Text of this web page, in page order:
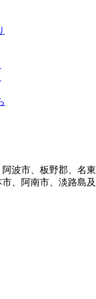
波市、板野郡、名東
、阿南市、淡路島及